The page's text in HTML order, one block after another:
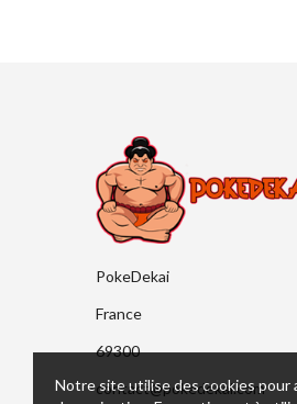
Notre site utilise des cookies pour
PokeDekai
France
69300
contact@pokedekai.com